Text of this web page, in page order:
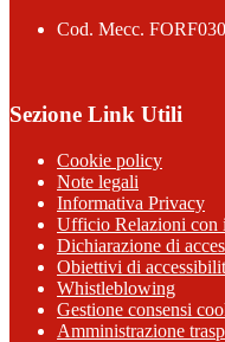
Cod. Mecc.
Sezione Link Utili
Cookie policy
Note legali
Informativa Privacy
Ufficio Relazioni con
Dichiarazione di
Obiettivi di
Whistleblowing
Gestione consensi
Amministrazione